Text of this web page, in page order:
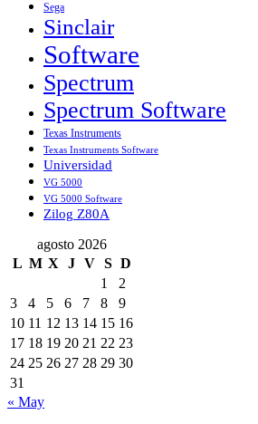
Sega
Sinclair
Software
Spectrum
Spectrum Software
Texas Instruments
Texas Instruments Software
Universidad
VG 5000
VG 5000 Software
Zilog Z80A
agosto 2026
L M X J V S D
1
2
3
4 5 6 7 8
9
10 11 12 13 14 15 16
17 18 19 20 21 22 23
24 25 26 27 28 29 30
31
« May